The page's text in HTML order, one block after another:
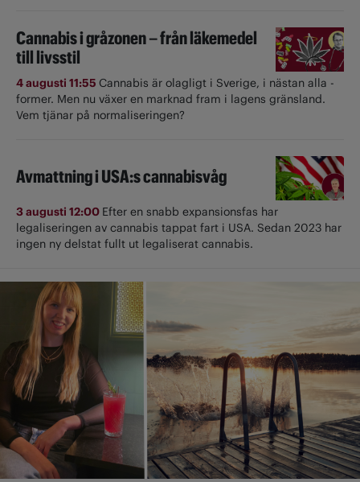
Cannabis i gråzonen – från läkemedel
till livsstil
4 augusti 11:55 Cannabis är olagligt i ­Sverige, i nästan alla ­
former. Men nu växer en marknad fram i lagens gränsland.
Vem tjänar på normaliseringen?
Avmattning i USA:s cannabisvåg
3 augusti 12:00 Efter en snabb expansionsfas har
legaliseringen av cannabis tappat fart i USA. Sedan 2023 har
ingen ny delstat fullt ut ­legaliserat cannabis.